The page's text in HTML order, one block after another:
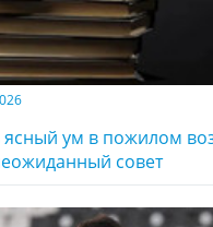
ясный ум в пожилом
совет